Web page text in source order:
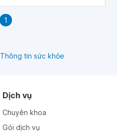
1
Thông tin sức khỏe
Dịch vụ
Chuyên khoa
Gói dịch vụ